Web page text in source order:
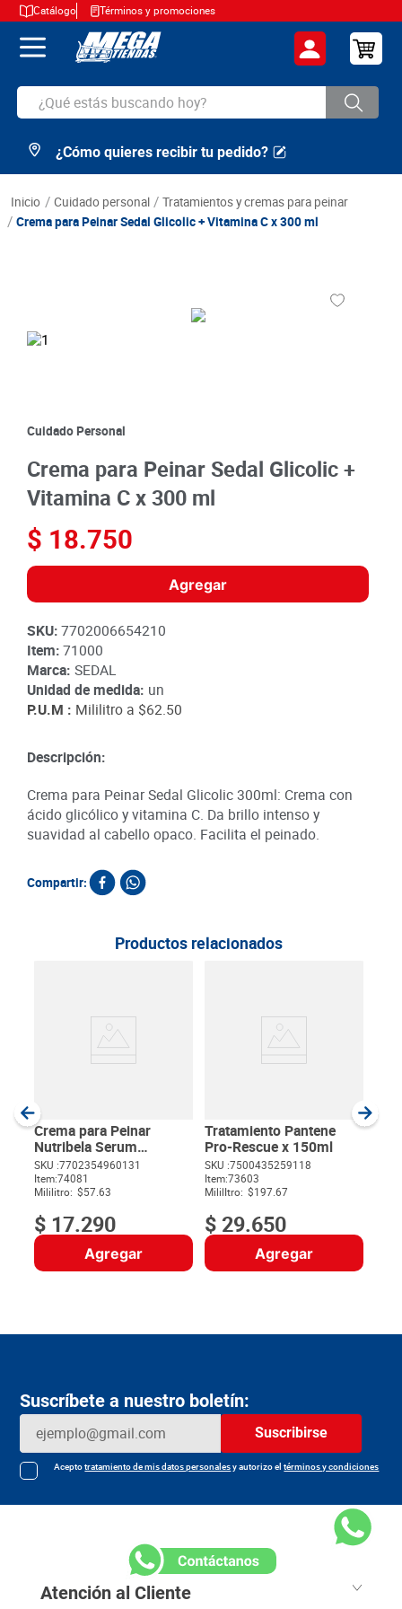
Catálogo Términos y promociones
¿Qué estás buscando hoy?
TÉRMINOS MÁS BUSCADOS
2.
arroz
9.
queso
10. papa
¿Cómo quieres recibir tu pedido?
cuidado personal
tratamientos y cremas para peinar
Crema para Peinar Sedal Glicolic + Vitamina C x 300 ml
Cuidado Personal
Crema para Peinar Sedal Glicolic +
Vitamina C x 300 ml
$ 18.750
Agregar
SKU:7702006654210
Item:71000
Marca: SEDAL
Unidad de medida: un
P.U.M : Mililitro a $62.50
Descripción:
Crema para Peinar Sedal Glicolic 300ml: Crema con
ácido glicólico y vitamina C. Da brillo intenso y
suavidad al cabello opaco. Facilita el peinado.
Compartir:
Productos relacionados
Crema para Peinar
Nutribela Serum
Hidratante x 300 ml
SKU :7702354960131
Item:74081
Mililitro: $57.63
$ 17.290
Agregar
Tratamiento Pantene
Pro-Rescue x 150ml
SKU :7500435259118
Item:73603
MililItro: $197.67
$ 29.650
Agregar
Suscríbete a nuestro boletín:
Suscribirse
Aceptotratamiento de mis datos personalesy autorizo eltérminos y condiciones
Atención al Cliente